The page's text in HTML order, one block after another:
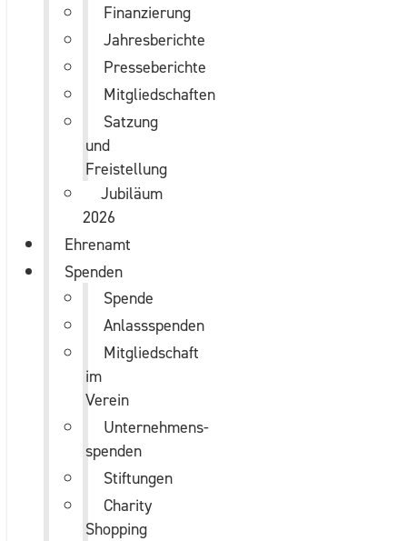
Finanzierung
Jahresberichte
Presseberichte
Mitgliedschaften
Satzung
und
Freistellung
Jubiläum
2026
Ehrenamt
Spenden
Spende
Anlassspenden
Mitgliedschaft
im
Verein
Unternehmens­
spenden
Stiftungen
Charity
Shopping